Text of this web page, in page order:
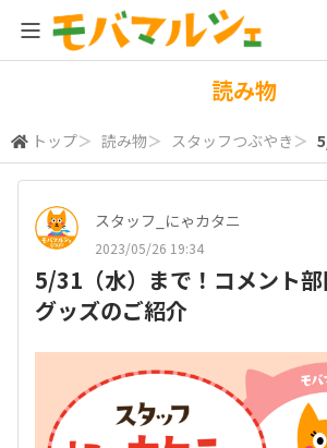
読み物
トップ＞ 読み物＞ スタッフつぶやき ＞
スタッフ_にゃカタニ
2023/05/26 19:34
5/31（水）まで！コメント
グッズのご紹介